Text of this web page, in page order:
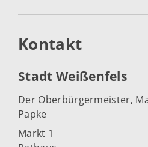
Kontakt
Stadt Weißenfels
Der Oberbürgermeister,
Papke
Markt 1